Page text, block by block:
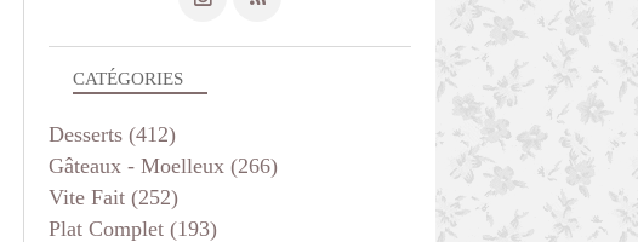
CATÉGORIES
Desserts (412)
Gâteaux - Moelleux (266)
Vite Fait (252)
Plat Complet (193)